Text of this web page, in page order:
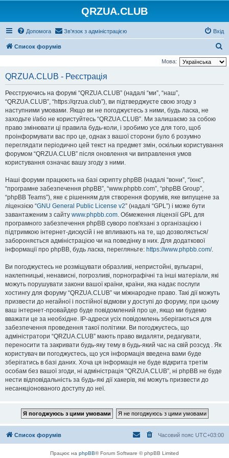
QRZUA.CLUB
Допомога Зв'язок з адміністрацією Вхід
Список форумів
о
Мова:
QRZUA.CLUB - Реєстрація
Реєструючись на форумі “QRZUA.CLUB” (надалі “ми”, “наш”,
“QRZUA.CLUB”, “https://qrzua.club”), ви підтверджуєте свою згоду з
наступними умовами. Якщо ви не погоджуєтесь з ними, будь ласка, не
заходьте і/або не користуйтесь “QRZUA.CLUB”. Ми залишаємо за собою
право змінювати ці правила будь-коли, і зробимо усе для того, щоб
проінформувати вас про це, однак з вашої сторони було б розумно
переглядати періодично цей текст на предмет змін, оскільки користування
форумом “QRZUA.CLUB” після оновлення чи виправлення умов
користування означає вашу згоду з ними.
Наші форуми працюють на базі скрипту phpBB (надалі “вони”, “їхнє”,
“програмне забезпечення phpBB”, “www.phpbb.com”, “phpBB Group”,
“phpBB Teams”), яке є рішенням для створення форумів, яке випущене за
ліцензією “GNU General Public License v2” (надалі “GPL”) і може бути
завантаженим з сайту www.phpbb.com. Обмеження ліцензії GPL для
програмного забезпечення phpBB суворо пов'язані з організацією і
підтримкою інтернет-дискусій і не впливають на те, що дозволяється/
забороняється адміністрацією чи на поведінку в них. Для додаткової
інформації про phpBB, будь ласка, перегляньте: https://www.phpbb.com/.
Ви погоджуєтесь не розміщувати образливі, непристойні, вульгарні,
наклепницькі, ненависні, погрозливі, порнографічні та інші матеріали, які
можуть порушувати закони вашої країни, країни, яка надає послуги
хостингу для форуму “QRZUA.CLUB” чи міжнародне право. Такі дії можуть
призвести до негайної і постійної відмови у доступі до форуму, при цьому
ваш інтернет-провайдер буде повідомлений про це, якщо ми будемо
вважати це за необхідне. IP-адреси усіх повідомлень зберігаються для
забезпечення проведення такої політики. Ви погоджуєтесь, що
адміністратори “QRZUA.CLUB” мають право видаляти, редагувати,
переносити та закривати будь-яку тему в будь-який час на свій розсуд . Як
користувач ви погоджуєтесь, що уся інформація введена вами буде
зберігатись в базі даних. Хоча ця інформація не буде відкрита третім
особам без вашої згоди, ні адміністрація “QRZUA.CLUB”, ні phpBB не буде
нести відповідальність за будь-які дії хакерів, які можуть призвести до
несанкціонованого доступу до неї.
Список форумів Часовий пояс UTC+03:00
Працює на phpBB® Forum Software © phpBB Limited